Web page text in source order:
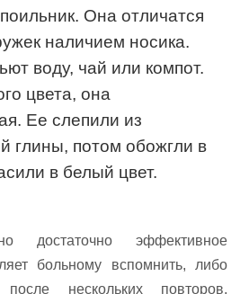
Она отличатся
наличием носика.
воду, чай или компот.
цвета, она
Ее слепили из
глины, потом обожгли в
в белый цвет.
достаточно эффективное
больному вспомнить, либо
нескольких повторов,